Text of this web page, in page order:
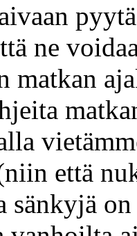
ne
matkan
että
sänkyjä